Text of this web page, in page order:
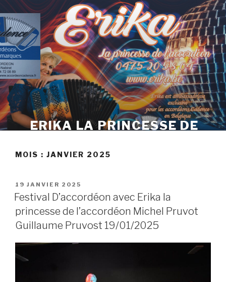
Skip
to
content
ERIKA LA PRINCESSE DE
MOIS : JANVIER 2025
POSTED
ON
19 JANVIER 2025
Festival D’accordéon avec Erika la
princesse de l’accordéon Michel Pruvot
Guillaume Pruvost 19/01/2025